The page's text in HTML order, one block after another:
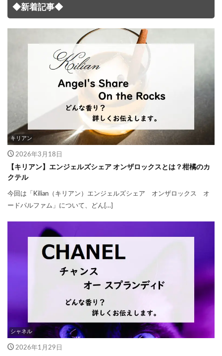
◆新着記事◆
キリアン
2026年3月18日
【キリアン】エンジェルズシェア オンザロックスとは？柑橘のカ
クテル
今回は「Kilian（キリアン）エンジェルズシェア オンザロックス オ
ードパルファム」について、どん[…]
シャネル
2026年1月29日